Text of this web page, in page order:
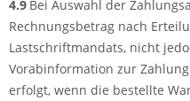
4.9 Bei Auswahl der
Rechnungsbetrag nach
Lastschriftmandats, nicht
Vorabinformation zur
erfolgt, wenn die bestellte